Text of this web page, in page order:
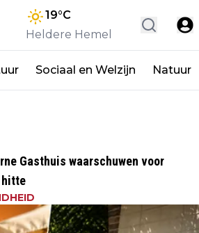
19°C
Heldere Hemel
Sociaal en Welzijn Natuur
Gasthuis waarschuwen voor
hitte